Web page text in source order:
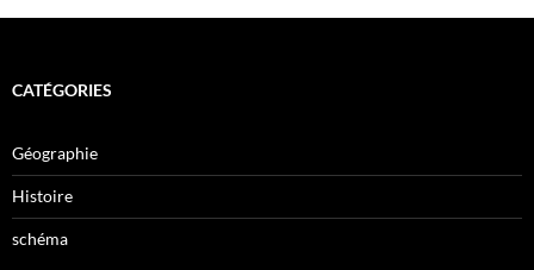
CATÉGORIES
Géographie
Histoire
schéma